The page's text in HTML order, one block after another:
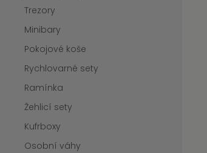
Trezory
Minibary
Pokojové koše
Rychlovarné sety
Ramínka
Žehlicí sety
Kufrboxy
Osobní váhy